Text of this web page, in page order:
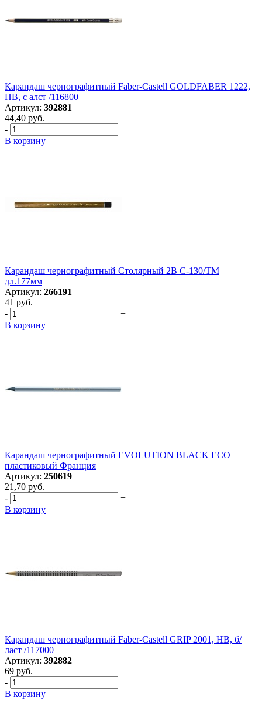
Карандаш чернографитный Faber-Castell GOLDFABER 1222,
НВ, с алст /116800
Артикул: 392881
44,40 руб.
-
+
В корзину
Карандаш чернографитный Столярный 2B С-130/ТМ
дл.177мм
Артикул: 266191
41 руб.
-
+
В корзину
Карандаш чернографитный EVOLUTION BLACK ECO
пластиковый Франция
Артикул: 250619
21,70 руб.
-
+
В корзину
Карандаш чернографитный Faber-Castell GRIP 2001, НВ, б/
ласт /117000
Артикул: 392882
69 руб.
-
+
В корзину